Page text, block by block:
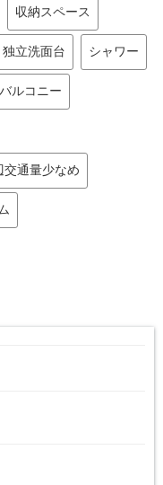
収納スペース
独立洗面台 シャワー
ルコニー
交通量少なめ